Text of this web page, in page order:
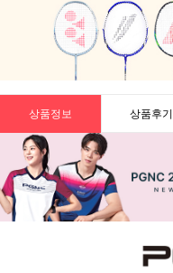
상품정보 상품후기